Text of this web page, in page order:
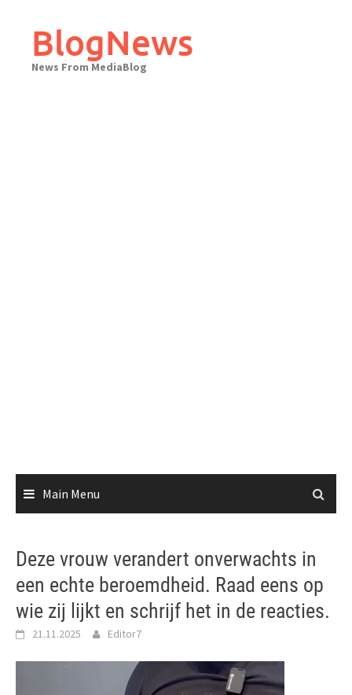
contentBlogNews
News From MediaBlog
Main Menu
Deze vrouw verandert onverwachts in
een echte beroemdheid. Raad eens op
wie zij lijkt en schrijf het in de reacties.
21.11.2025 Editor7